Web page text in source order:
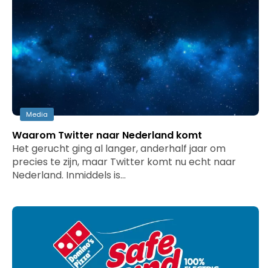
Media
Waarom Twitter naar Nederland komt
Het gerucht ging al langer, anderhalf jaar om
precies te zijn, maar Twitter komt nu echt naar
Nederland. Inmiddels is…